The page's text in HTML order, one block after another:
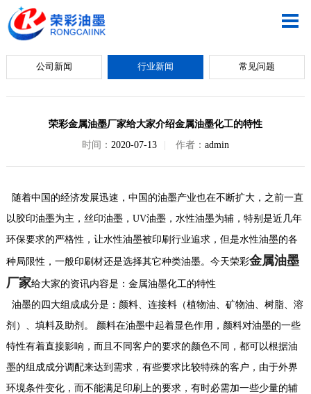
公司新闻 行业新闻 常见问题
荣彩金属油墨厂家给大家介绍金属油墨化工的特性
时间： 2020-07-13 作者： admin
随着中国的经济发展迅速，中国的油墨产业也在不断扩大，之前一直
以胶印油墨为主，丝印油墨，UV油墨，水性油墨为辅，特别是近几年
环保要求的严格性，让水性油墨被印刷行业追求，但是水性油墨的各
种局限性，一般印刷材还是选择其它种类油墨。今天荣彩金属油墨
厂家给大家的资讯内容是：金属油墨化工的特性
油墨的四大组成成分是：颜料、连接料（植物油、矿物油、树脂、溶
剂）、填料及助剂。 颜料在油墨中起着显色作用，颜料对油墨的一些
特性有着直接影响，而且不同客户的要求的颜色不同，都可以根据油
墨的组成成分调配来达到需求，有些要求比较特殊的客户，由于外界
环境条件变化，而不能满足印刷上的要求，有时必需加一些少量的辅